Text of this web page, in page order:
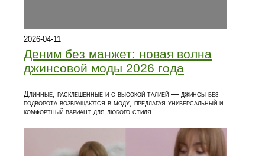
2026-04-11
Деним без манжет: новая волна
джинсовой моды 2026 года
Длинные, расклешенные и с высокой талией — джинсы без
подворота возвращаются в моду, предлагая универсальный и
комфортный вариант для любого стиля.